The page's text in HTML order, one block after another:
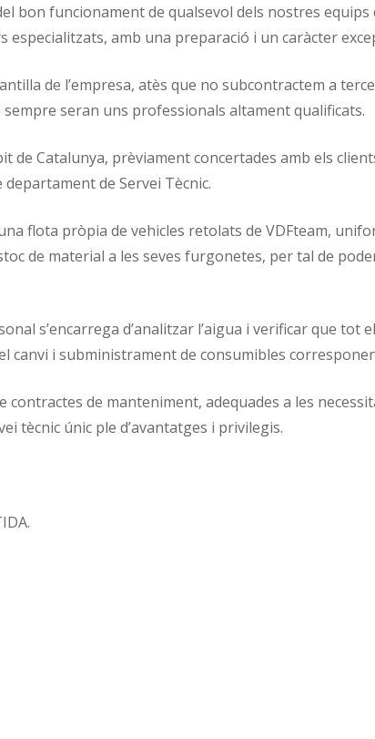
bon funcionament de qualsevol dels nostres equips
amb una preparació i un caràcter
de l’empresa, atès que no subcontractem a
seran uns professionals altament qualificats.
de Catalunya, prèviament concertades amb els
de Servei Tècnic.
flota pròpia de vehicles retolats de VDFteam,
de material a les seves furgonetes, per tal de
s’encarrega d’analitzar l’aigua i verificar que tot
canvi i subministrament de consumibles
de manteniment, adequades a les
tècnic únic ple d’avantatges i privilegis.